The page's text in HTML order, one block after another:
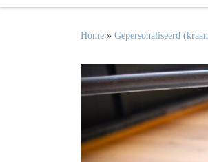
Home » Gepersonaliseerd